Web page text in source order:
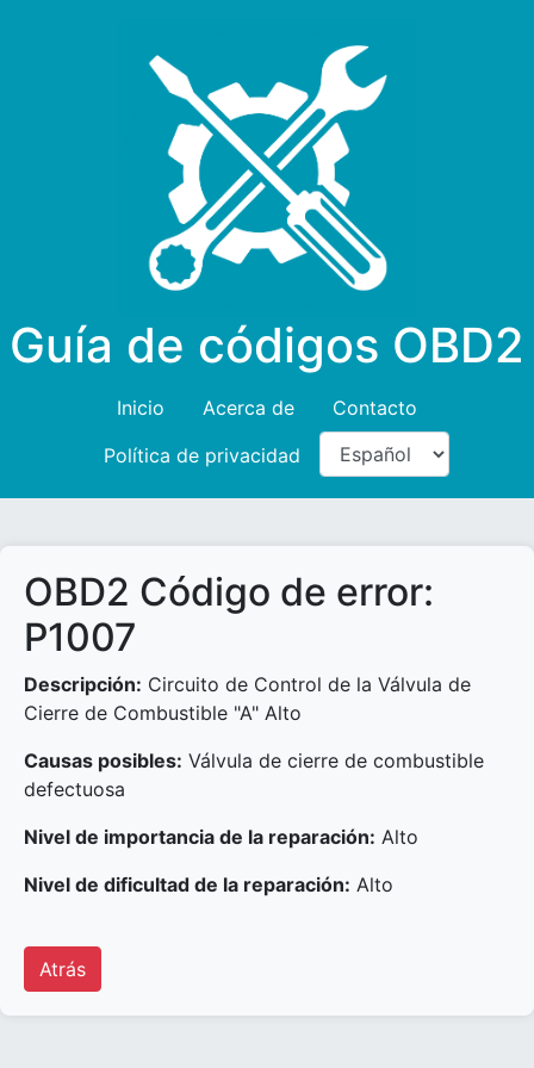
Guía de códigos OBD2
Inicio Acerca de
Contacto
Política de privacidad
OBD2 Código de error:
P1007
Descripción: Circuito de Control de la Válvula de
Cierre de Combustible "A" Alto
Causas posibles: Válvula de cierre de combustible
defectuosa
Nivel de importancia de la reparación: Alto
Nivel de dificultad de la reparación: Alto
Atrás